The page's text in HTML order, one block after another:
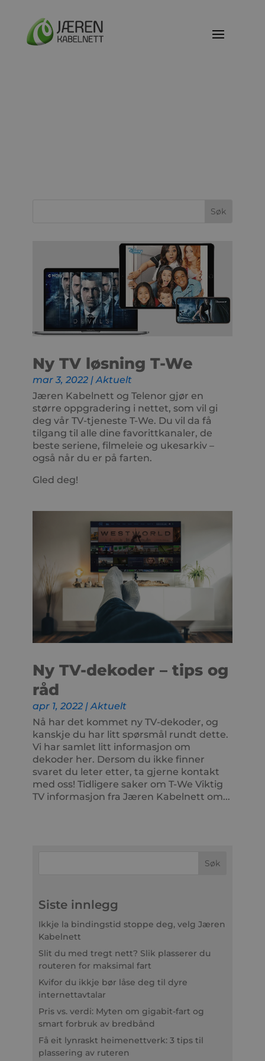
Ny TV løsning T-We
mar 3, 2022 |Aktuelt
Jæren Kabelnett og Telenor gjør en
større oppgradering i nettet, som vil gi
deg vår TV-tjeneste T-We. Du vil da få
tilgang til alle dine favorittkanaler, de
beste seriene, filmeleie og ukesarkiv –
også når du er på farten.
Gled deg!
Ny TV-dekoder – tips og
råd
apr 1, 2022 |Aktuelt
Nå har det kommet ny TV-dekoder, og
kanskje du har litt spørsmål rundt dette.
Vi har samlet litt informasjon om
dekoder her. Dersom du ikke finner
svaret du leter etter, ta gjerne kontakt
med oss! Tidligere saker om T-We Viktig
TV informasjon fra Jæren Kabelnett om...
Siste innlegg
Ikkje la bindingstid stoppe deg, velg Jæren
Kabelnett
Slit du med tregt nett? Slik plasserer du
routeren for maksimal fart
Kvifor du ikkje bør låse deg til dyre
internettavtalar
Pris vs. verdi: Myten om gigabit-fart og
smart forbruk av bredbånd
Få eit lynraskt heimenettverk: 3 tips til
plassering av ruteren